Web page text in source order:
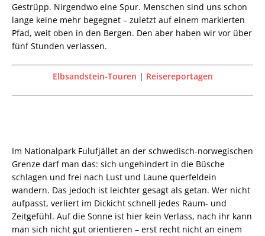
Gestrüpp. Nirgendwo eine Spur. Menschen sind uns schon
lange keine mehr begegnet – zuletzt auf einem markierten
Pfad, weit oben in den Bergen. Den aber haben wir vor über
fünf Stunden verlassen.
Elbsandstein-Touren | Reisereportagen
Im Nationalpark Fulufjället an der schwedisch-norwegischen
Grenze darf man das: sich ungehindert in die Büsche
schlagen und frei nach Lust und Laune querfeldein
wandern. Das jedoch ist leichter gesagt als getan. Wer nicht
aufpasst, verliert im Dickicht schnell jedes Raum- und
Zeitgefühl. Auf die Sonne ist hier kein Verlass, nach ihr kann
man sich nicht gut orientieren – erst recht nicht an einem